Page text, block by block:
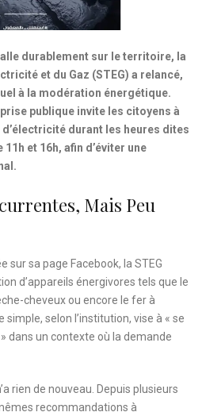
durablement sur le territoire, la
et du Gaz (STEG) a relancé,
à la modération énergétique.
publique invite les citoyens à
durant les heures dites
et 16h, afin d’éviter une
Mais Peu
sur sa page Facebook, la STEG
d’appareils énergivores tels que le
cheveux ou encore le fer à
selon l’institution, vise à « se
dans un contexte où la demande
rien de nouveau. Depuis plusieurs
recommandations à